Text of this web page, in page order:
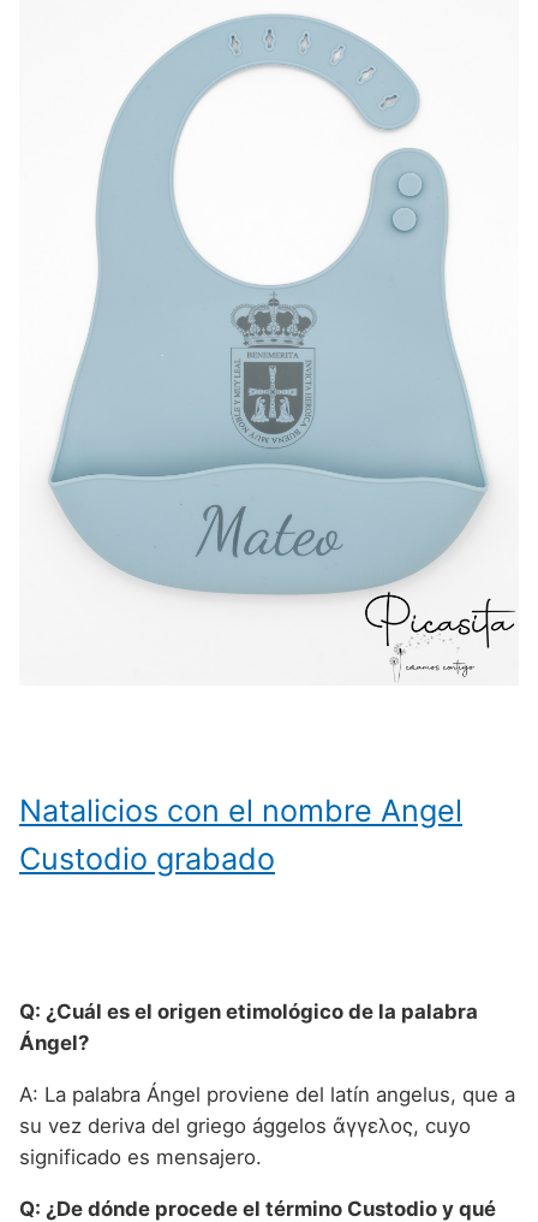
Natalicios con el nombre Angel
Custodio grabado
Q: ¿Cuál es el origen etimológico de la palabra
Ángel?
A: La palabra Ángel proviene del latín angelus, que a
su vez deriva del griego ággelos ἄγγελος, cuyo
significado es mensajero.
Q: ¿De dónde procede el término Custodio y qué